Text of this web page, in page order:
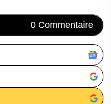
0 Commentaire